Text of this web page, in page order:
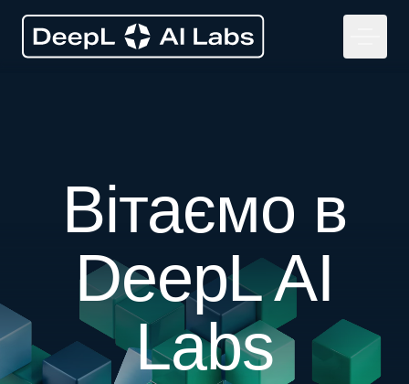
Вітаємо в
DeepL AI
Labs